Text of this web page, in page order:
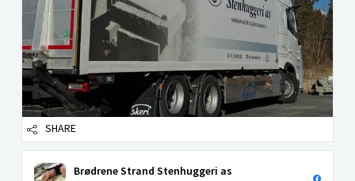
SHARE
Brødrene Strand Stenhuggeri as